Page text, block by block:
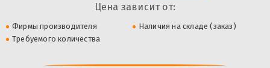
Цена зависит от:
Фирмы производителя
Наличия на складе (заказ)
Требуемого количества